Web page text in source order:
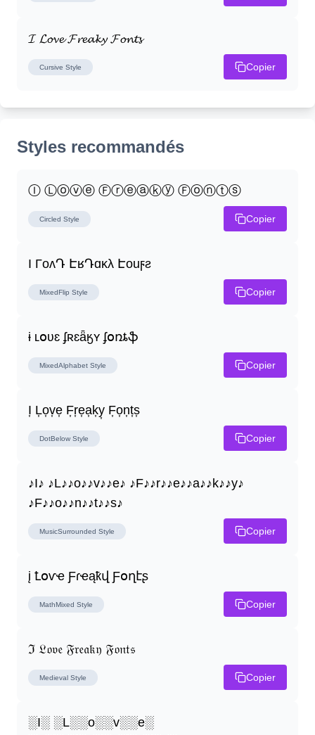
𝓘 𝓛𝓸𝓿𝓮 𝓕𝓻𝓮𝓪𝓴𝔂 𝓕𝓸𝓷𝓽𝓼
Cursive Style Copier
Styles recommandés
Ⓘ Ⓛⓞⓥⓔ Ⓕⓡⓔⓐⓚⓨ Ⓕⓞⓝⓣⓢ
Circled Style Copier
I ΓoʌԴ ԷʁԴɑĸλ Էouϝƨ
MixedFlip Style Copier
ɨ ʟօʋɛ ʄʀɛǟӄʏ ʄօռȶֆ
MixedAlphabet Style Copier
I͎ L͎o͎v͎e͎ F͎r͎e͎a͎k͎y͎ F͎o͎n͎t͎s͎
DotBelow Style Copier
♪I♪ ♪L♪♪o♪♪v♪♪e♪ ♪F♪♪r♪♪e♪♪a♪♪k♪♪y♪
♪F♪♪o♪♪n♪♪t♪♪s♪
MusicSurrounded Style Copier
į Ꝉօѵҽ Ƒɾҽąҟվ Ƒօղէʂ
MathMixed Style Copier
ℑ 𝔏𝔬𝔳𝔢 𝔉𝔯𝔢𝔞𝔨𝔶 𝔉𝔬𝔫𝔱𝔰
Medieval Style Copier
░I░ ░L░░o░░v░░e░